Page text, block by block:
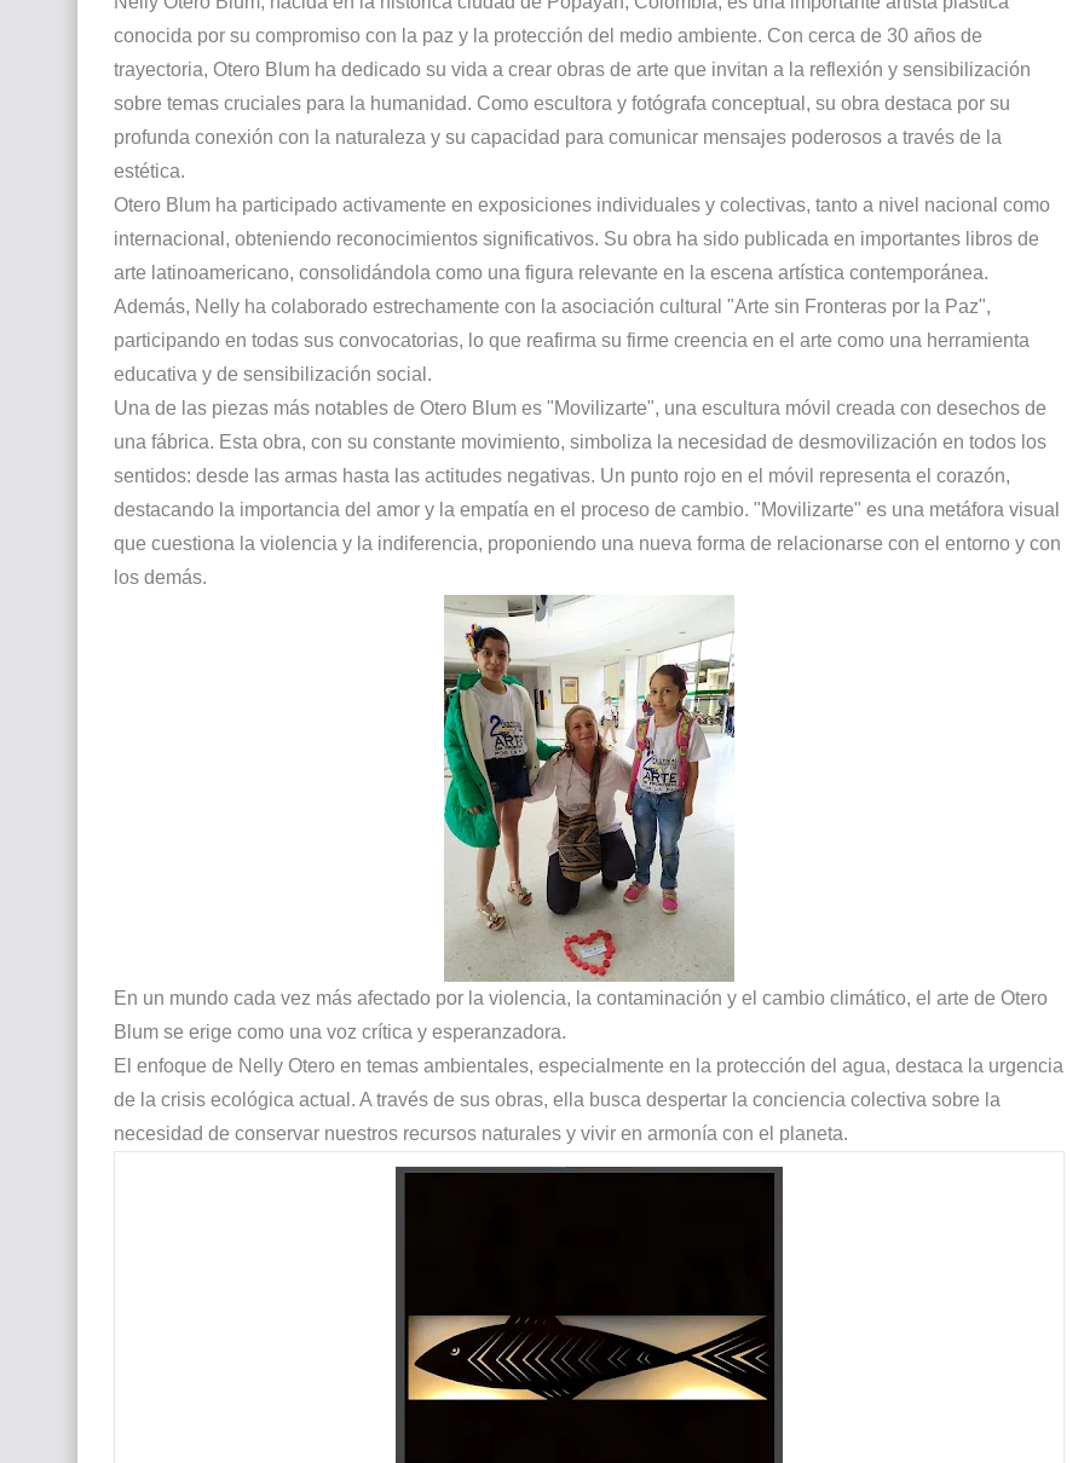
conocida por su compromiso con la paz y la protección del medio ambiente. Con cerca de 30 años de
trayectoria, Otero Blum ha dedicado su vida a crear obras de arte que invitan a la reflexión y sensibilización
sobre temas cruciales para la humanidad. Como escultora y fotógrafa conceptual, su obra destaca por su
profunda conexión con la naturaleza y su capacidad para comunicar mensajes poderosos a través de la
estética.
Otero Blum ha participado activamente en exposiciones individuales y colectivas, tanto a nivel nacional como
internacional, obteniendo reconocimientos significativos. Su obra ha sido publicada en importantes libros de
arte latinoamericano, consolidándola como una figura relevante en la escena artística contemporánea.
Además, Nelly ha colaborado estrechamente con la asociación cultural "Arte sin Fronteras por la Paz",
participando en todas sus convocatorias, lo que reafirma su firme creencia en el arte como una herramienta
educativa y de sensibilización social.
Una de las piezas más notables de Otero Blum es "Movilizarte", una escultura móvil creada con desechos de
una fábrica. Esta obra, con su constante movimiento, simboliza la necesidad de desmovilización en todos los
sentidos: desde las armas hasta las actitudes negativas. Un punto rojo en el móvil representa el corazón,
destacando la importancia del amor y la empatía en el proceso de cambio. "Movilizarte" es una metáfora visual
que cuestiona la violencia y la indiferencia, proponiendo una nueva forma de relacionarse con el entorno y con
los demás.
En un mundo cada vez más afectado por la violencia, la contaminación y el cambio climático, el arte de Otero
Blum se erige como una voz crítica y esperanzadora.
El enfoque de Nelly Otero en temas ambientales, especialmente en la protección del agua, destaca la urgencia
de la crisis ecológica actual. A través de sus obras, ella busca despertar la conciencia colectiva sobre la
necesidad de conservar nuestros recursos naturales y vivir en armonía con el planeta.